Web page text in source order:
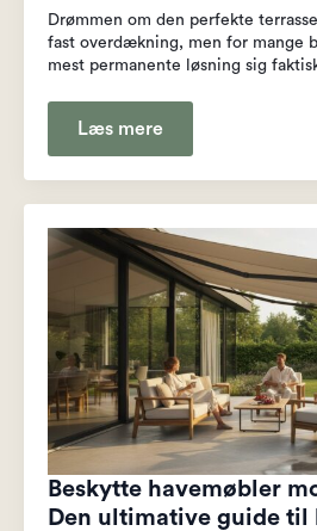
Drømmen om den perfekte
fast overdækning, men for mange
mest permanente løsning sig
Læs mere
Beskytte havemøbler
Den ultimative guide til